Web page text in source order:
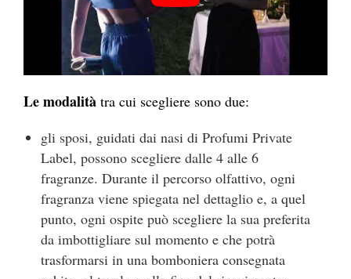
Le modalità tra cui scegliere sono due:
gli sposi, guidati dai nasi di Profumi Private
Label, possono scegliere dalle 4 alle 6
fragranze. Durante il percorso olfattivo, ogni
fragranza viene spiegata nel dettaglio e, a quel
punto, ogni ospite può scegliere la sua preferita
da imbottigliare sul momento e che potrà
trasformarsi in una bomboniera consegnata